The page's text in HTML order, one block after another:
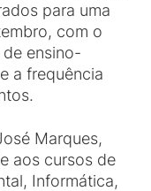
para uma
com o
ensino-
a frequência
Marques,
aos cursos de
Informática,